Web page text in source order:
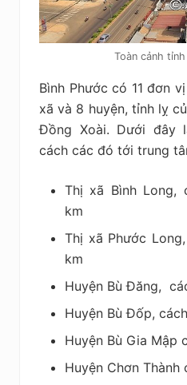
Toàn cảnh
Bình Phước có 11 đơn
xã và 8 huyện, tỉnh lỵ
Đồng Xoài. Dưới đây
cách các đó tới trung
Thị xã Bình Long,
km
Thị xã Phước
km
Huyện Bù Đăng,
Huyện Bù Đốp,
Huyện Bù Gia Mập
Huyện Chơn Thành